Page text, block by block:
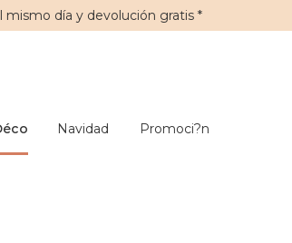
mismo día y devolución gratis*
Navidad Promoci?n